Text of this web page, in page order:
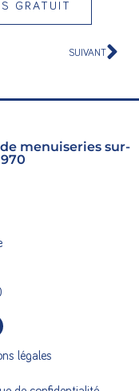
GRATUIT
SUIVANT
menuiseries sur-
légales